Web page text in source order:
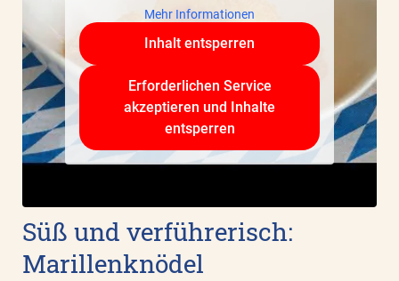
Mehr Informationen
Inhalt entsperren
Erforderlichen Service
akzeptieren und Inhalte
entsperren
Süß und verführerisch:
Marillenknödel